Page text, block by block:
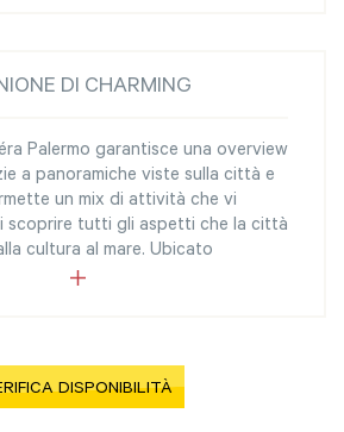
DI CHARMING
Palermo garantisce una overview
a panoramiche viste sulla città e
un mix di attività che vi
scoprire tutti gli aspetti che la città
cultura al mare. Ubicato
DISPONIBILITÀ